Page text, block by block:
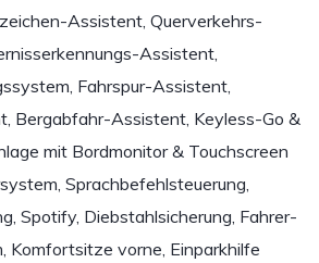
Assistent, Querverkehrs-
Assistent,
Fahrspur-Assistent,
Bergabfahr-Assistent, Keyless-Go &
mit Bordmonitor & Touchscreen
Sprachbefehlsteuerung,
Spotify, Diebstahlsicherung, Fahrer-
Komfortsitze vorne, Einparkhilfe